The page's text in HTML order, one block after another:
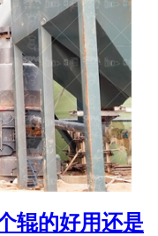
辊的好用还是